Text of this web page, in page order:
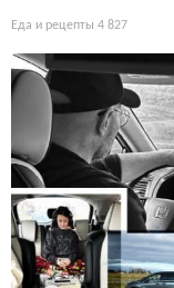
Еда и рецепты 4 827